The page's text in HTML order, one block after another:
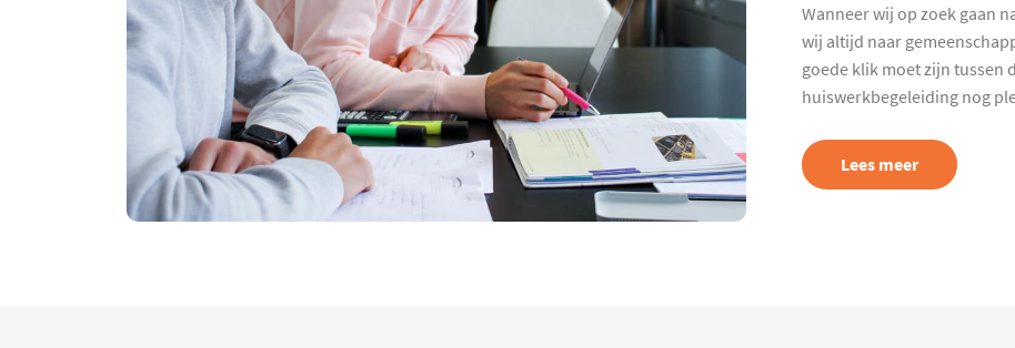
Wanneer wij op zoek gaan
wij altijd naar
goede klik moet zijn tussen
huiswerkbegeleiding nog
Lees meer